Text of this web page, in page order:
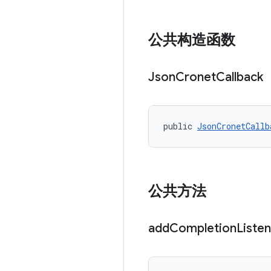
公共构造函数
JsonCronetCallback
public
公共方法
addCompletion